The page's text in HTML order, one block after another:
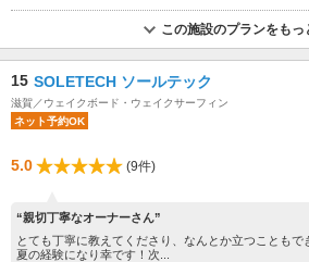
この施設のプランをもっ
15 SOLETECH ソールテック
滋賀／ウェイクボード・ウェイクサーフィン
ネット予約OK
5.0 (9件)
“親切丁寧なオーナーさん”
とても丁寧に教えてくださり、なんとか立つことも
夏の経験になり幸です！次...